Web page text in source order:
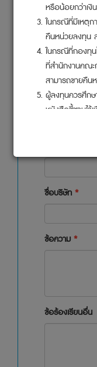
ชื่อ-นามสกุล*
อีเมล*
เบอร์โทรติดต่อ*
ชื่อกองทุนสำร
ชื่อบริษัท *
ข้อความ *
ข้อร้องเรียนอื่น
หรือน้อยกว่าเงิ
ในกรณีที่มีเหตุก
คืนหน่วยลงทุน ล่
ในกรณีที่กองทุน
ที่สำนักงานคณ
สามารถขายคืน
ผู้ลงทุนควรศึกษ
หนังสือชี้ชวนไว้
สอบถามผู้ติดต่
ในกรณีที่ผู้ลงทุ
หรือมีข้อสงสัย
กองทุนรวมเป็น
ของกองทุนรวม
ขึ้นอยู่กับสถานะ
สำนักงานคณะ
อินเตอร์เนตขอ